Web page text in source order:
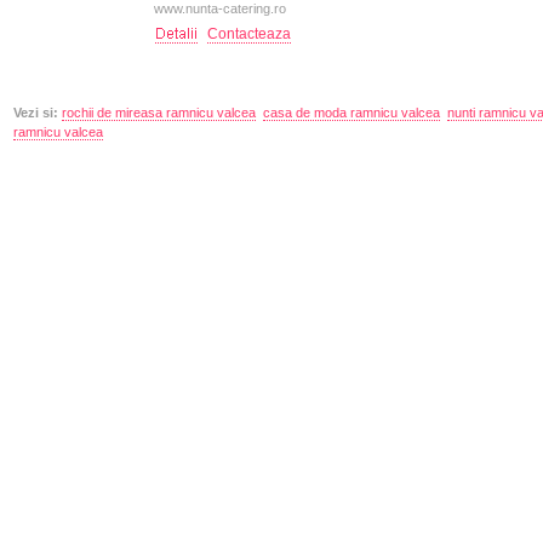
www.nunta-catering.ro
Contacteaza
Vezi si: rochii de mireasa ramnicu valcea casa de moda ramnicu valcea nunti ramnicu
ramnicu valcea